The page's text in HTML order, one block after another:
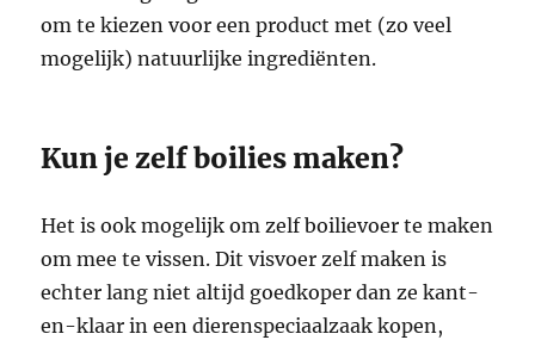
om te kiezen voor een product met (zo veel
mogelijk) natuurlijke ingrediënten.
Kun je zelf boilies maken?
Het is ook mogelijk om zelf boilievoer te maken
om mee te vissen. Dit visvoer zelf maken is
echter lang niet altijd goedkoper dan ze kant-
en-klaar in een dierenspeciaalzaak kopen,